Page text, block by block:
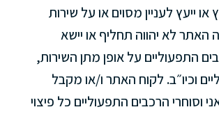
ייעץ לעניין מסוים או על שירות
האתר לא יהווה תחליף או יישא
התפעוליים על אופן מתן השירות,
וכיו״ב. לקוח האתר ו/או מקבל
וסוחרי הרכבים התפעוליים כל פיצוי